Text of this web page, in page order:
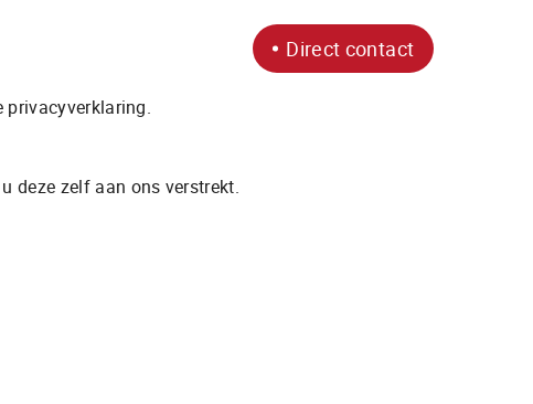
Direct contact
privacyverklaring.
deze zelf aan ons verstrekt.